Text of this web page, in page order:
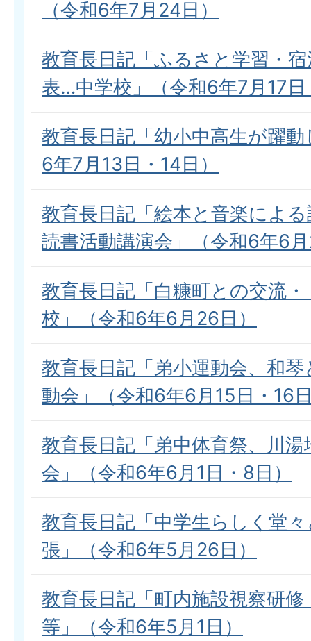
（令和6年7月24日）
教育長日記「ふるさと学習・
表…中学校」（令和6年7月17
教育長日記「幼小中高生が躍
6年7月13日・14日）
教育長日記「絵本と音楽によ
読書活動講演会」（令和6年6
教育長日記「白糠町との交流
校」（令和6年6月26日）
教育長日記「弟小運動会、和
動会」（令和6年6月15日・16
教育長日記「弟中体育祭、川
会」（令和6年6月1日・8日）
教育長日記「中学生らしく堂
張」（令和6年5月26日）
教育長日記「町内施設視察研
等」（令和6年5月1日）